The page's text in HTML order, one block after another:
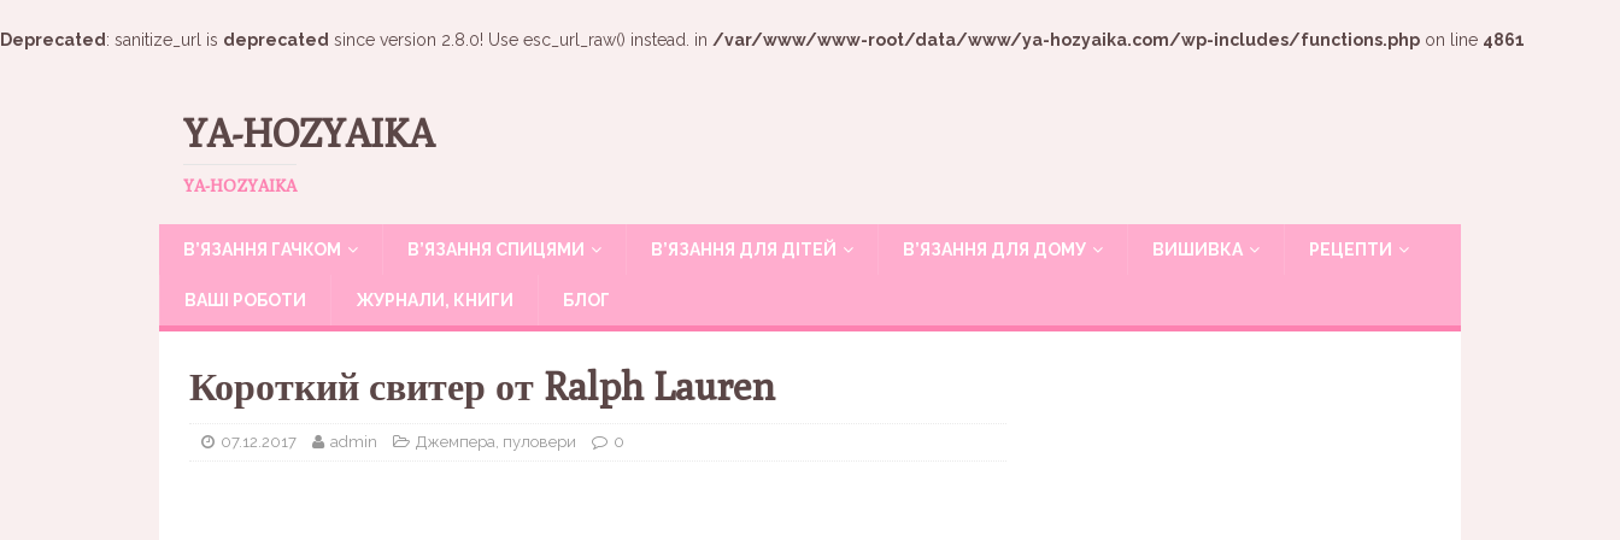
Deprecated : sanitize_url is deprecated since version 2.8.0! Use esc_url_raw() instead. in /var/www/www-root/data/www/ya-hozyaika.com/wp-includes/functions.php on line 4861
YA-HOZYAIKA
YA-HOZYAIKA
В’ЯЗАННЯ ГАЧКОМ В’ЯЗАННЯ СПИЦЯМИ В’ЯЗАННЯ ДЛЯ ДІТЕЙ В’ЯЗАННЯ ДЛЯ ДОМУ ВИШИВКА РЕЦЕПТИ
ВАШІ РОБОТИ ЖУРНАЛИ, КНИГИ БЛОГ
Короткий свитер от Ralph Lauren
07.12.2017 admin Джемпера, пуловери 0